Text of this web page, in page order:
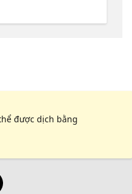
developers
to manage pull
needs Agent-
across repositories
and progress
được dịch bằng